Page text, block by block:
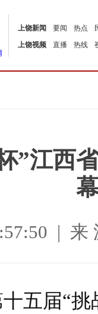
上饶新闻 要闻 热点
上饶视频
直播 热线
”江西
|
五届“